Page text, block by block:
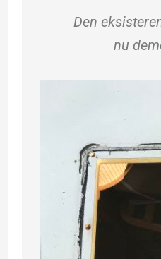
Den
nu